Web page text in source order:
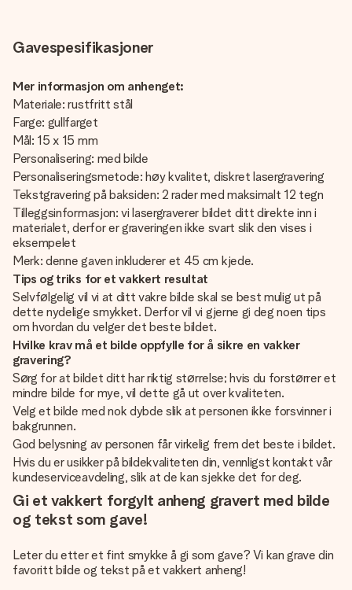
Gavespesifikasjoner
Mer informasjon om anhenget:
Materiale: rustfritt stål
Farge: gullfarget
Mål: 15 x 15 mm
Personalisering: med bilde
Personaliseringsmetode: høy kvalitet, diskret lasergravering
Tekstgravering på baksiden: 2 rader med maksimalt 12 tegn
Tilleggsinformasjon: vi lasergraverer bildet ditt direkte inn i
materialet, derfor er graveringen ikke svart slik den vises i
eksempelet
Merk: denne gaven inkluderer et 45 cm kjede.
Tips og triks for et vakkert resultat
Selvfølgelig vil vi at ditt vakre bilde skal se best mulig ut på
dette nydelige smykket. Derfor vil vi gjerne gi deg noen tips
om hvordan du velger det beste bildet.
Hvilke krav må et bilde oppfylle for å sikre en vakker
gravering?
Sørg for at bildet ditt har riktig størrelse; hvis du forstørrer et
mindre bilde for mye, vil dette gå ut over kvaliteten.
Velg et bilde med nok dybde slik at personen ikke forsvinner i
bakgrunnen.
God belysning av personen får virkelig frem det beste i bildet.
Hvis du er usikker på bildekvaliteten din, vennligst kontakt vår
kundeserviceavdeling, slik at de kan sjekke det for deg.
Gi et vakkert forgylt anheng gravert med bilde
og tekst som gave!
Leter du etter et fint smykke å gi som gave? Vi kan grave din
favoritt bilde og tekst på et vakkert anheng!